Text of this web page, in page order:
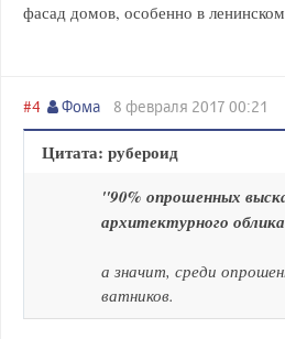
фасад домов, особенно в
#4 Фома 8 февраля 2017 00:21
Цитата: рубероид
"90% опрошенных
архитектурного
а значит, среди
ватников.